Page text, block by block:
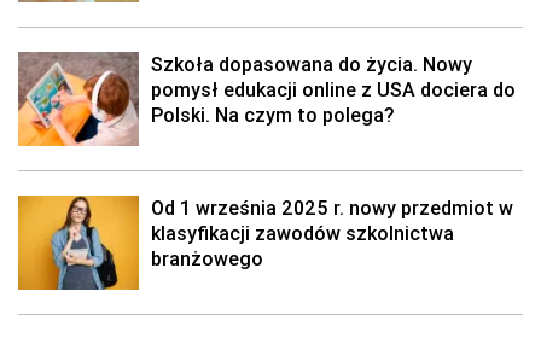
Szkoła dopasowana do życia. Nowy
pomysł edukacji online z USA dociera do
Polski. Na czym to polega?
Od 1 września 2025 r. nowy przedmiot w
klasyfikacji zawodów szkolnictwa
branżowego